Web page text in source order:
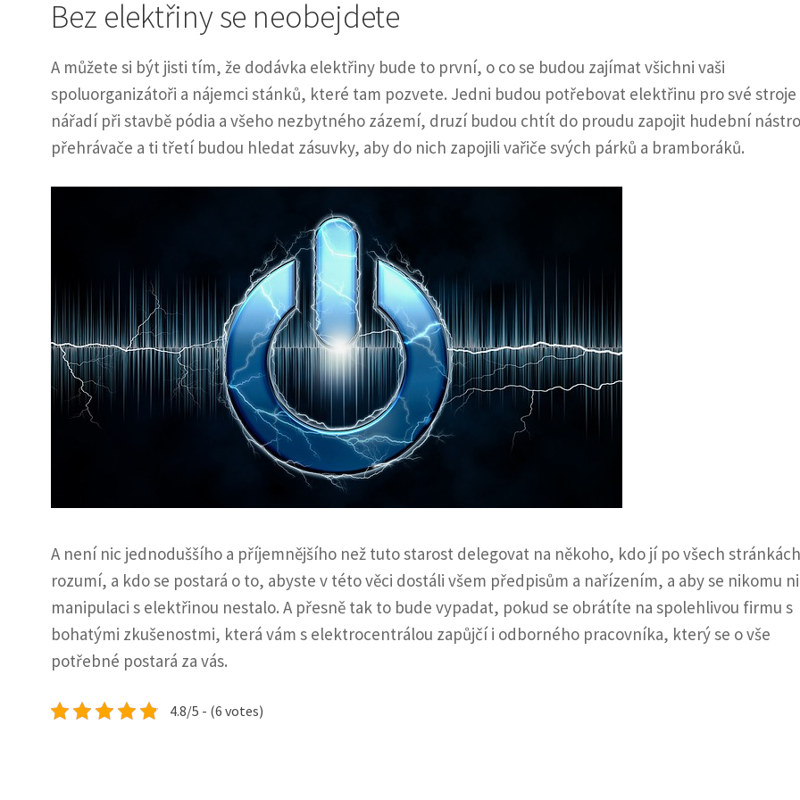
Bez elektřiny se neobejdete
A můžete si být jisti tím, že dodávka elektřiny bude to první, o co se budou zajímat všichni vaši
spoluorganizátoři a nájemci stánků, které tam pozvete. Jedni budou potřebovat elektřinu pro své stroje
nářadí při stavbě pódia a všeho nezbytného zázemí, druzí budou chtít do proudu zapojit hudební
přehrávače a ti třetí budou hledat zásuvky, aby do nich zapojili vařiče svých párků a bramboráků.
A není nic jednoduššího a příjemnějšího než tuto starost delegovat na někoho, kdo jí po všech stránkách
rozumí, a kdo se postará o to, abyste v této věci dostáli všem předpisům a nařízením, a aby se nikomu
manipulaci s elektřinou nestalo. A přesně tak to bude vypadat, pokud se obrátíte na spolehlivou firmu s
bohatými zkušenostmi, která vám s elektrocentrálou zapůjčí i odborného pracovníka, který se o vše
potřebné postará za vás.
4.8/5 - (6 votes)